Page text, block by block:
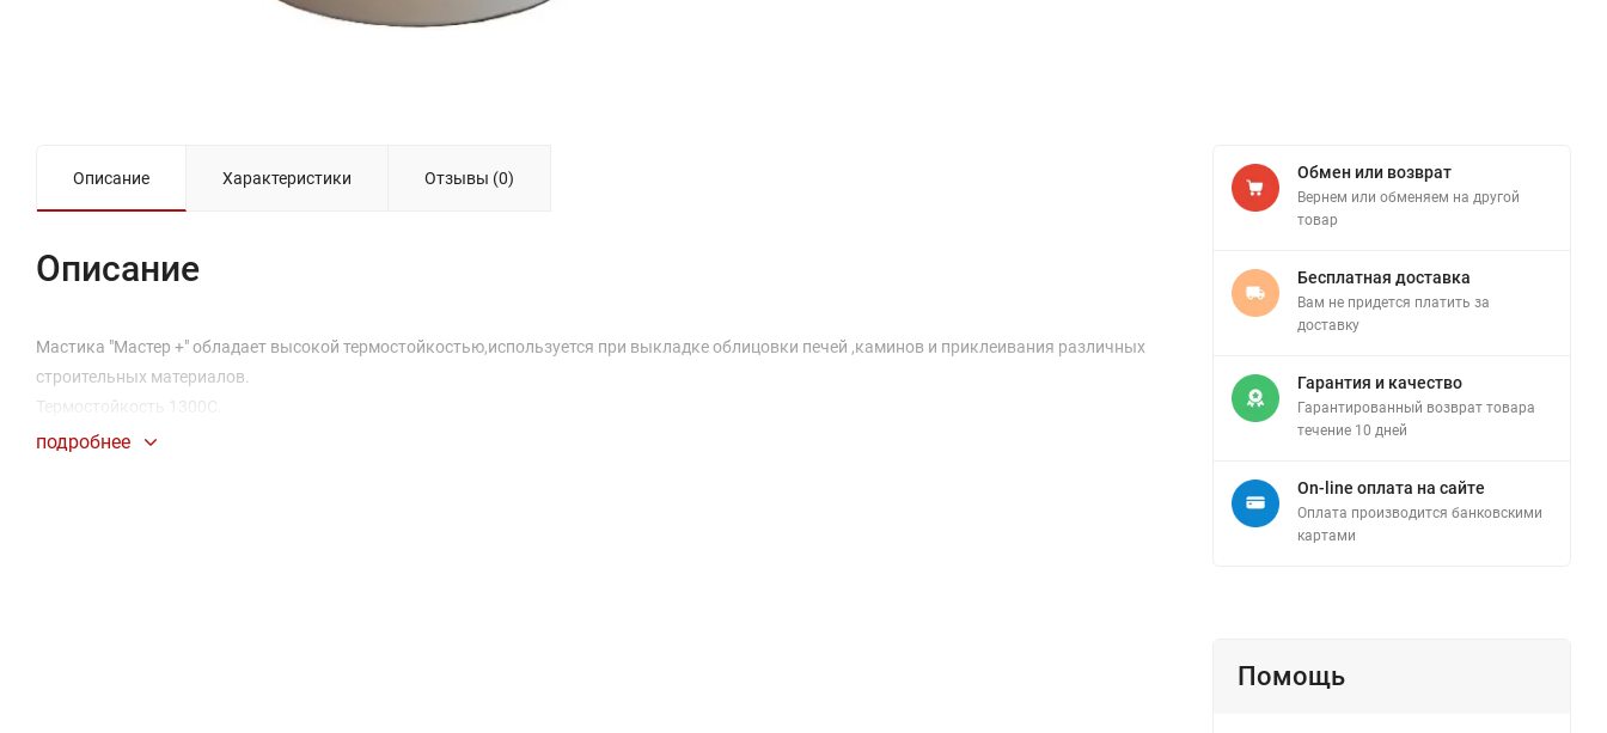
Описание Характеристики Отзывы (0)
Описание
Мастика "Мастер +" обладает высокой термостойкостью,используется при выкладке облицовки печей ,каминов и приклеивания различных
строительных материалов.
Термостойкость 1300С.
подробнее
Обмен или возврат
Вернем или обменяем на другой
товар
Бесплатная доставка
Вам не придется платить за
доставку
Гарантия и качество
Гарантированный возврат товара
течение 10 дней
On-line оплата на сайте
Оплата производится банковскими
картами
Помощь